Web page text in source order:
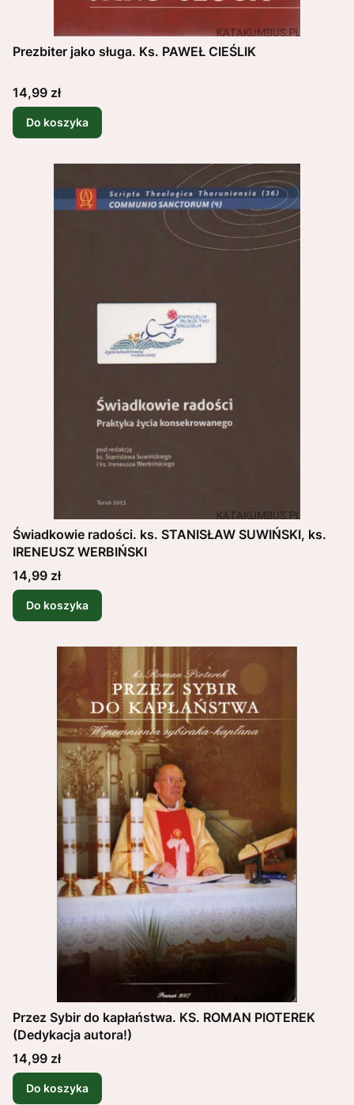
Prezbiter jako sługa. Ks. PAWEŁ CIEŚLIK
Cena
14,99 zł
Do koszyka
Świadkowie radości. ks. STANISŁAW SUWIŃSKI, ks.
IRENEUSZ WERBIŃSKI
Cena
14,99 zł
Do koszyka
Przez Sybir do kapłaństwa. KS. ROMAN PIOTEREK
(Dedykacja autora!)
Cena
14,99 zł
Do koszyka